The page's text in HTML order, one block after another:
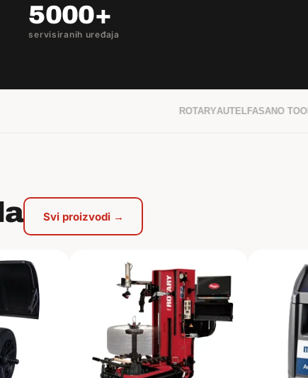
5000+
servisiranih uređaja
ROTARYAUTEL FASANO
Svi proizvodi →